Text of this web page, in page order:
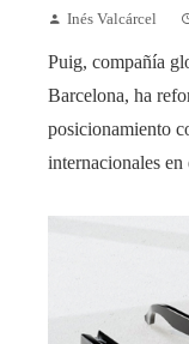
Inés Valcárcel
Puig, compañía
Barcelona, ha
posicionamiento
internacionales en